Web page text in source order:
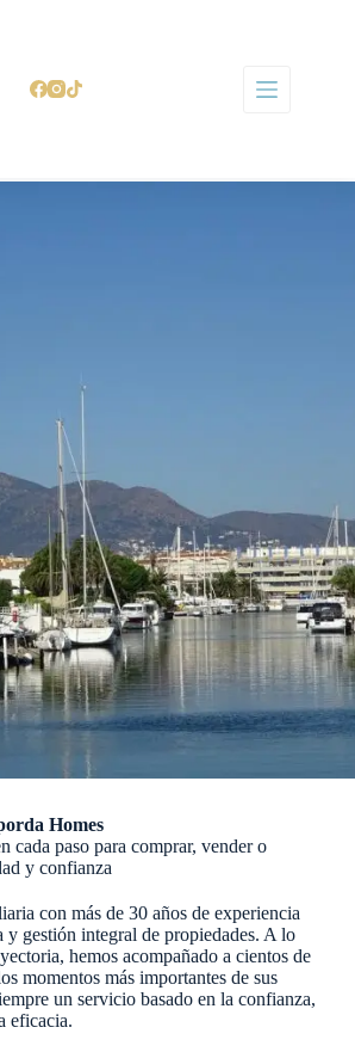
Homes
cada paso para comprar, vender o
y confianza
con más de 30 años de experiencia
y gestión integral de propiedades. A lo
hemos acompañado a cientos de
momentos más importantes de sus
un servicio basado en la confianza,
eficacia.